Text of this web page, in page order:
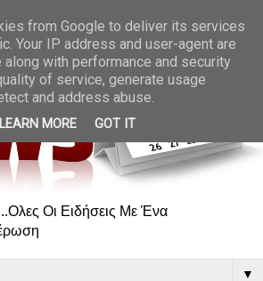
Οι Ειδήσεις Με Ένα
▼
from Google to deliver its services
Your IP address and user-agent are
along with performance and security
of service, generate usage
and address abuse.
LEARN MORE GOT IT